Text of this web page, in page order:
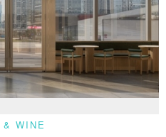
& WINE